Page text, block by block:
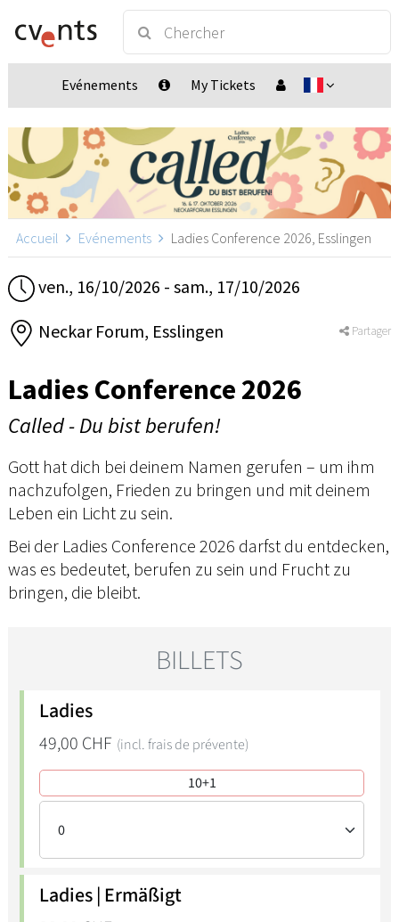
Evénements My Tickets
Accueil Evénements Ladies Conference 2026, Esslingen
ven., 16/10/2026 - sam., 17/10/2026
Neckar Forum, Esslingen Partager
Ladies Conference 2026
Called - Du bist berufen!
Gott hat dich bei deinem Namen gerufen – um ihm
nachzufolgen, Frieden zu bringen und mit deinem
Leben ein Licht zu sein.
Bei der Ladies Conference 2026 darfst du entdecken,
was es bedeutet, berufen zu sein und Frucht zu
bringen, die bleibt.